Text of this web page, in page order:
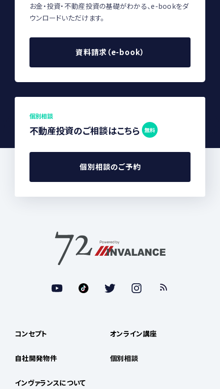
お金・投資・不動産投資の基礎がわかる、e-bookをダ
ウンロードいただけます。
資料請求（e-book）
個別相談
不動産投資のご相談はこちら 無料
個別相談のご予約
コンセプト
自社開発物件
インヴァランスについて
オンライン講座
個別相談